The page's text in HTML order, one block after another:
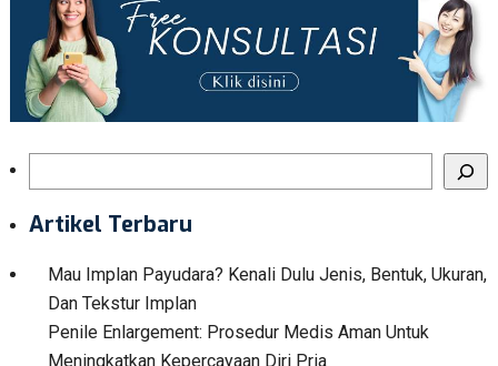
Artikel Terbaru
Mau Implan Payudara? Kenali Dulu Jenis, Bentuk, Ukuran,
Dan Tekstur Implan
Penile Enlargement: Prosedur Medis Aman Untuk
Meningkatkan Kepercayaan Diri Pria